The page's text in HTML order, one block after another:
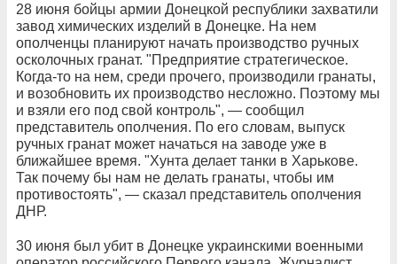
28 июня бойцы армии Донецкой республики захватили
завод химических изделий в Донецке. На нем
ополченцы планируют начать производство ручных
осколочных гранат. "Предприятие стратегическое.
Когда-то на нем, среди прочего, производили гранаты,
и возобновить их производство несложно. Поэтому мы
и взяли его под свой контроль", — сообщил
представитель ополчения. По его словам, выпуск
ручных гранат может начаться на заводе уже в
ближайшее время. "Хунта делает танки в Харькове.
Так почему бы нам не делать гранаты, чтобы им
противостоять", — сказал представитель ополчения
ДНР.
30 июня был убит в Донецке украинскими военными